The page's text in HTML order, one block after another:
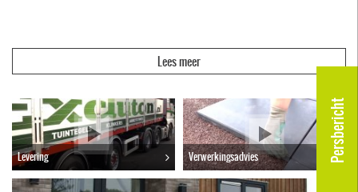
Persbericht
Te gebruiken voor verschillende toepassingen
Betontegels gebruikt u bijvoorbeeld voor de aanleg voor uw
terras of voor een uniek design in uw tuin met looppaden. Ze
zijn ook goed te combineren met andere tuintegels, zoals
onzeabbeystones. Bekijk hieronder het ruime aanbod van
Excluton en vraag online uwofferteaan.
Levering Verwerkingsadvies